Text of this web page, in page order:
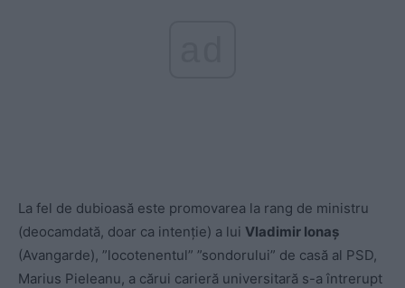
La fel de dubioasă este promovarea la rang de ministru
(deocamdată, doar ca intenție) a lui Vladimir Ionaș
(Avangarde), ”locotenentul” ”sondorului” de casă al PSD,
Marius Pieleanu, a cărui carieră universitară s-a întrerupt